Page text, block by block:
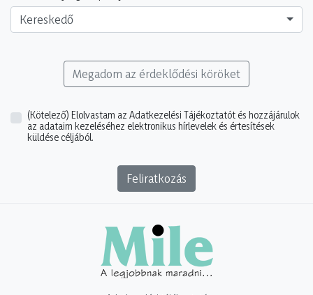
Kereskedő
Megadom az érdeklődési köröket
(Kötelező) Elolvastam az Adatkezelési Tájékoztatót és hozzájárulok
az adataim kezeléséhez elektronikus hírlevelek és értesítések
küldése céljából.
Feliratkozás